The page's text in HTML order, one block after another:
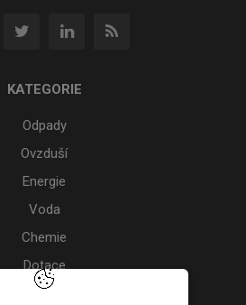
KATEGORIE
Odpady
Ovzduší
Energie
Voda
Chemie
Dotace
Akce